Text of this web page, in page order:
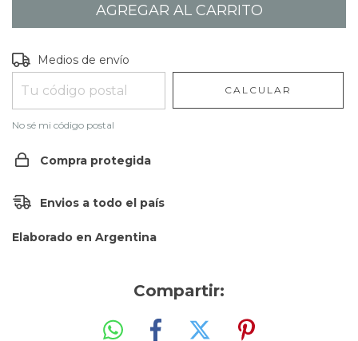
Entregas para el CP:
Medios de envío
CALCULAR
No sé mi código postal
Compra protegida
Envios a todo el país
Elaborado en Argentina
Compartir: